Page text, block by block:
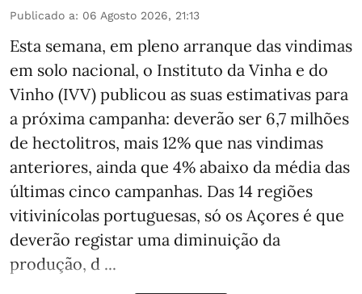
Publicado a: 06 Agosto 2026, 21:13
Esta semana, em pleno arranque das vindimas
em solo nacional, o Instituto da Vinha e do
Vinho (IVV) publicou as suas estimativas para
a próxima campanha: deverão ser 6,7 milhões
de hectolitros, mais 12% que nas vindimas
anteriores, ainda que 4% abaixo da média das
últimas cinco campanhas. Das 14 regiões
vitivinícolas portuguesas, só os Açores é que
deverão registar uma diminuição da
produção, d ...